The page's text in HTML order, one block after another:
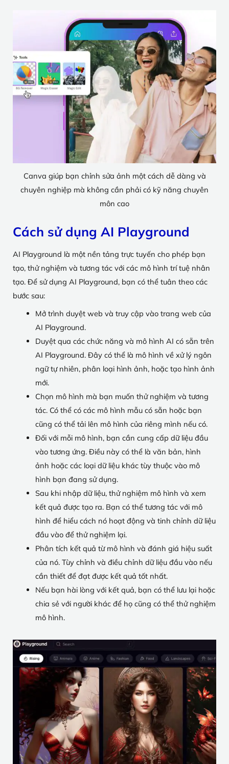
Canva giúp bạn chỉnh sửa ảnh một cách dễ dàng và
chuyên nghiệp mà không cần phải có kỹ năng chuyên
môn cao
Cách sử dụng AI Playground
AI Playground là một nền tảng trực tuyến cho phép bạn
tạo, thử nghiệm và tương tác với các mô hình trí tuệ nhân
tạo. Để sử dụng AI Playground, bạn có thể tuân theo các
bước sau:
Mở trình duyệt web và truy cập vào trang web của
AI Playground.
Duyệt qua các chức năng và mô hình AI có sẵn trên
AI Playground. Đây có thể là mô hình về xử lý ngôn
ngữ tự nhiên, phân loại hình ảnh, hoặc tạo hình ảnh
mới.
Chọn mô hình mà bạn muốn thử nghiệm và tương
tác. Có thể có các mô hình mẫu có sẵn hoặc bạn
cũng có thể tải lên mô hình của riêng mình nếu có.
Đối với mỗi mô hình, bạn cần cung cấp dữ liệu đầu
vào tương ứng. Điều này có thể là văn bản, hình
ảnh hoặc các loại dữ liệu khác tùy thuộc vào mô
hình bạn đang sử dụng.
Sau khi nhập dữ liệu, thử nghiệm mô hình và xem
kết quả được tạo ra. Bạn có thể tương tác với mô
hình để hiểu cách nó hoạt động và tinh chỉnh dữ liệu
đầu vào để thử nghiệm lại.
Phân tích kết quả từ mô hình và đánh giá hiệu suất
của nó. Tùy chỉnh và điều chỉnh dữ liệu đầu vào nếu
cần thiết để đạt được kết quả tốt nhất.
Nếu bạn hài lòng với kết quả, bạn có thể lưu lại hoặc
chia sẻ với người khác để họ cũng có thể thử nghiệm
mô hình.